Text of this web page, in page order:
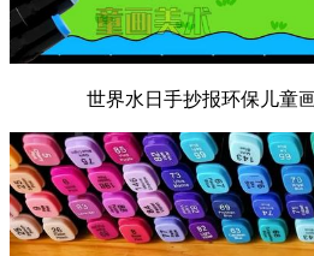
世界水日手抄报环保儿童